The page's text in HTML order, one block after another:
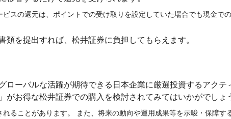
スの還元は、ポイントでの受け取りを設定していた場合でも現金で
を提出すれば、松井証券に負担してもらえます。
ローバルな活躍が期待できる日本企業に厳選投資するアクテ
お得な松井証券での購入を検討されてみてはいかがでしょ
ることがあります。 また、将来の動向や運用成果等を示唆・保障す